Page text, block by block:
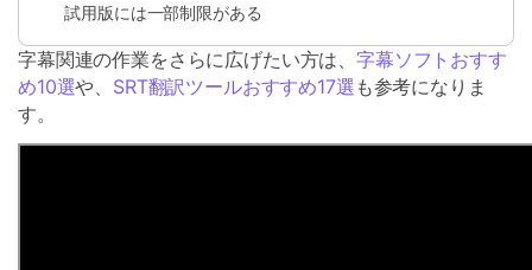
試用版には一部制限がある
字幕関連の作業をさらに広げたい方は、字幕ソフトおすす
め10選や、 SRT翻訳ツールおすすめ17選 も参考になりま
す。